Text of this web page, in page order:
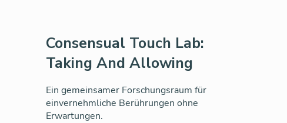
Consensual Touch Lab:
Taking And Allowing
Ein gemeinsamer Forschungsraum für
einvernehmliche Berührungen ohne
Erwartungen.